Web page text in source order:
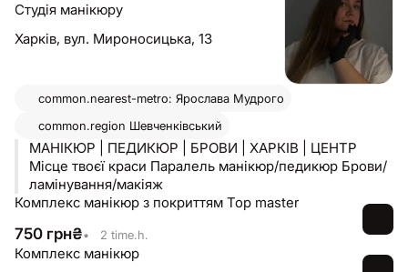
Студія манікюру
Харків, вул. Мироносицька, 13
common.nearest-metro: Ярослава Мудрого
common.region Шевченківський
МАНІКЮР | ПЕДИКЮР | БРОВИ | ХАРКІВ | ЦЕНТР
Місце твоєї краси Паралель манікюр/педикюр Брови/
ламінування/макіяж
Комплекс манікюр з покриттям Top master
750 грн₴• 2 time.h.
Комплекс манікюр